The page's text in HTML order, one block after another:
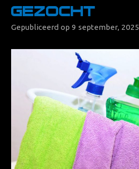
gezocht
Gepubliceerd op 9 september, 2025